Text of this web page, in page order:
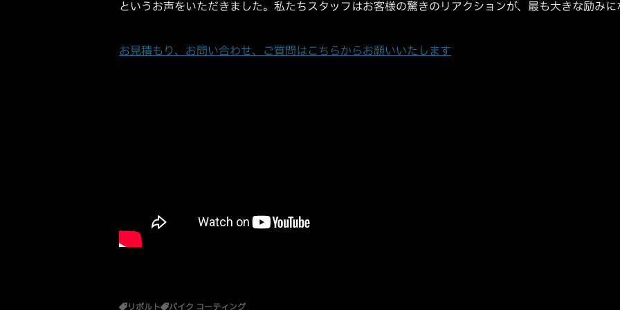
というお声をいただきました。私たちスタッフはお客様の驚きのリアクションが、最も大きな励みに
お見積もり、お問い合わせ、ご質問はこちらからお願いいたします
リボルト バイク コーティング